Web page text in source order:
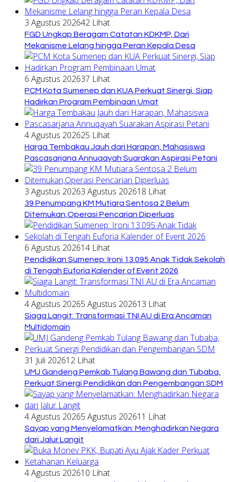
3 Agustus 202642 Lihat
FGD Ungkap Beragam Catatan KDKMP, Dari
Mekanisme Lelang hingga Peran Kepala Desa
6 Agustus 202637 Lihat
PCM Kota Sumenep dan KUA Perkuat Sinergi, Siap
Hadirkan Program Pembinaan Umat
4 Agustus 202625 Lihat
Harga Tembakau Jauh dari Harapan, Mahasiswa
Pascasarjana Annuqayah Suarakan Aspirasi Petani
3 Agustus 20263 Agustus 202618 Lihat
39 Penumpang KM Mutiara Sentosa 2 Belum
Ditemukan,Operasi Pencarian Diperluas
6 Agustus 202614 Lihat
Pendidikan Sumenep: Ironi 13.095 Anak Tidak Sekolah
di Tengah Euforia Kalender of Event 2026
4 Agustus 20265 Agustus 202613 Lihat
Siaga Langit: Transformasi TNI AU di Era Ancaman
Multidomain
31 Juli 202612 Lihat
UMJ Gandeng Pemkab Tulang Bawang dan Tubaba,
Perkuat Sinergi Pendidikan dan Pengembangan SDM
4 Agustus 20265 Agustus 202611 Lihat
Sayap yang Menyelamatkan: Menghadirkan Negara
dari Jalur Langit
4 Agustus 202610 Lihat